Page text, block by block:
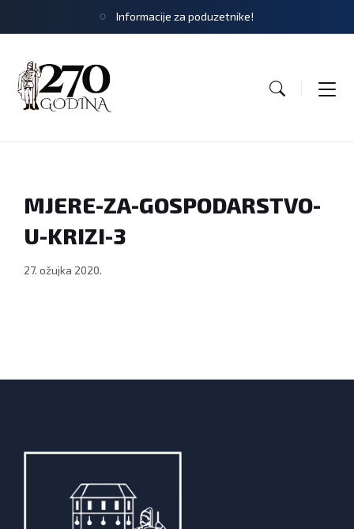
Informacije za poduzetnike!
MJERE-ZA-GOSPODARSTVO-
U-KRIZI-3
27. ožujka 2020.